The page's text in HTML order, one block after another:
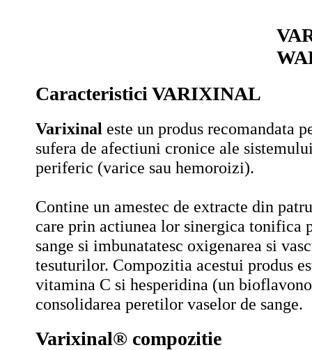
Caracteristici VARIXINAL
Varixinal este un produs recomandata
sufera de afectiuni cronice ale
periferic (varice sau hemoroizi).
Contine un amestec de extracte din
care prin actiunea lor sinergica tonifica
sange si imbunatatesc oxigenarea si
tesuturilor. Compozitia acestui produs
vitamina C si hesperidina (un
consolidarea peretilor vaselor de sange.
Varixinal® compozitie